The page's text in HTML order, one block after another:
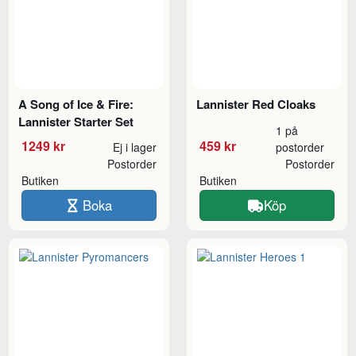
A Song of Ice & Fire:
Lannister Starter Set
1249 kr Ej i lager
Butiken
Postorder
Boka
Lannister Red Cloaks
459 kr
1 på
postorder
Butiken
Postorder
Köp